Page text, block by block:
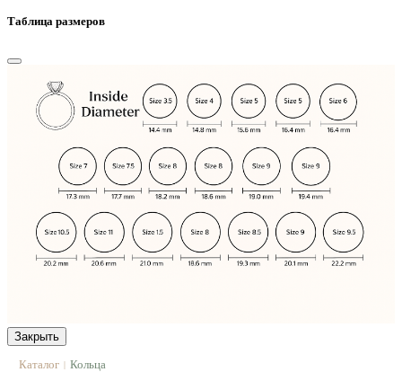
Таблица размеров
Закрыть
Каталог | Кольца